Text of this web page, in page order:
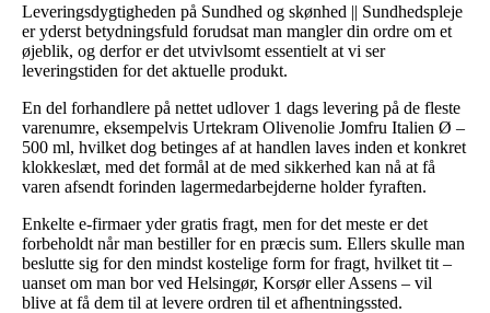
Leveringsdygtigheden på Sundhed og skønhed || Sundhedspleje
er yderst betydningsfuld forudsat man mangler din ordre om et
øjeblik, og derfor er det utvivlsomt essentielt at vi ser
leveringstiden for det aktuelle produkt.
En del forhandlere på nettet udlover 1 dags levering på de fleste
varenumre, eksempelvis Urtekram Olivenolie Jomfru Italien Ø –
500 ml, hvilket dog betinges af at handlen laves inden et konkret
klokkeslæt, med det formål at de med sikkerhed kan nå at få
varen afsendt forinden lagermedarbejderne holder fyraften.
Enkelte e-firmaer yder gratis fragt, men for det meste er det
forbeholdt når man bestiller for en præcis sum. Ellers skulle man
beslutte sig for den mindst kostelige form for fragt, hvilket tit –
uanset om man bor ved Helsingør, Korsør eller Assens – vil
blive at få dem til at levere ordren til et afhentningssted.